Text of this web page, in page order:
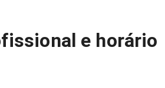
e horário